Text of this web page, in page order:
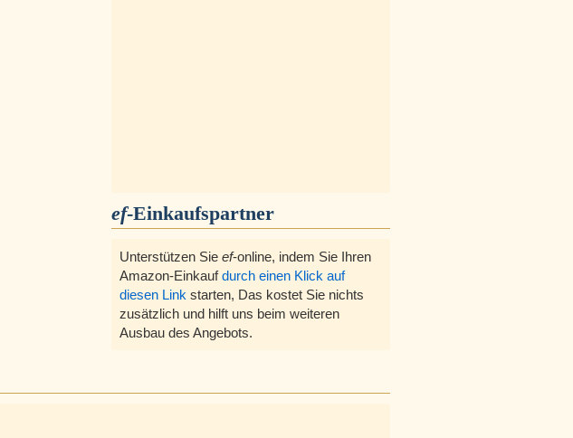
ef-Einkaufspartner
Unterstützen Sie ef-online, indem Sie Ihren
Amazon-Einkaufdurch einen Klick auf
diesen Link starten, Das kostet Sie nichts
zusätzlich und hilft uns beim weiteren
Ausbau des Angebots.